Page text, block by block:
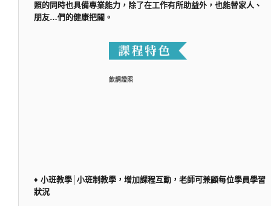
照的同時也具備專業能力，除了在工作有所助益外，也能替家人、
朋友…們的健康把關。
飲調證照
♦ 小班教學│小班制教學，增加課程互動，老師可兼顧每位學員學習
狀況